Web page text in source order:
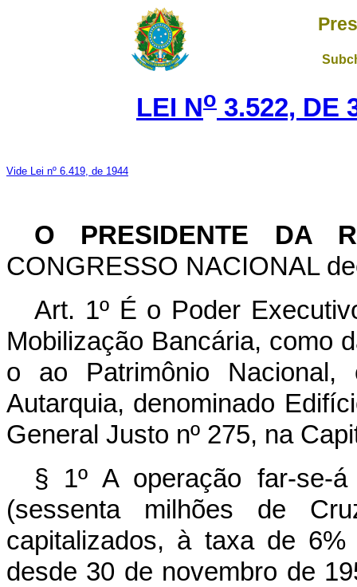
LEI No 3.522, DE
Vide Lei nº 6.419, de 1944
O
PRESIDENTE DA
CONGRESSO NACIONAL
Art. 1º É o Poder
Mobilização Bancária, como
o ao Patrimônio Nacional,
Autarquia, denominado
General Justo nº 275, na
§ 1º A operação far-se-
(sessenta milhões de
capitalizados, à taxa de
desde 30 de novembro de